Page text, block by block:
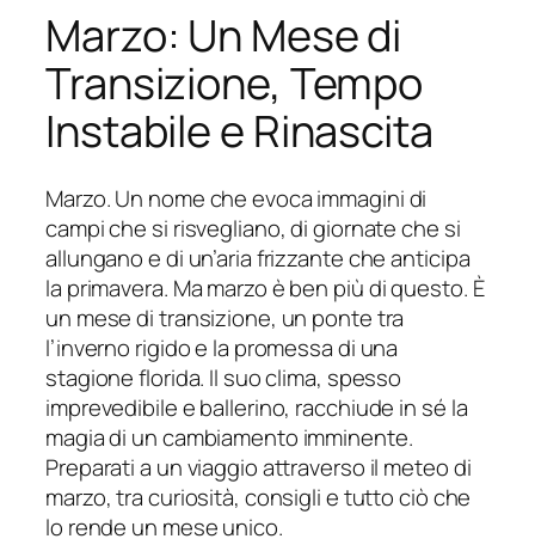
Marzo: Un Mese di
Transizione, Tempo
Instabile e Rinascita
Marzo. Un nome che evoca immagini di
campi che si risvegliano, di giornate che si
allungano e di un’aria frizzante che anticipa
la primavera. Ma marzo è ben più di questo. È
un mese di transizione, un ponte tra
l’inverno rigido e la promessa di una
stagione florida. Il suo clima, spesso
imprevedibile e ballerino, racchiude in sé la
magia di un cambiamento imminente.
Preparati a un viaggio attraverso il meteo di
marzo, tra curiosità, consigli e tutto ciò che
lo rende un mese unico.